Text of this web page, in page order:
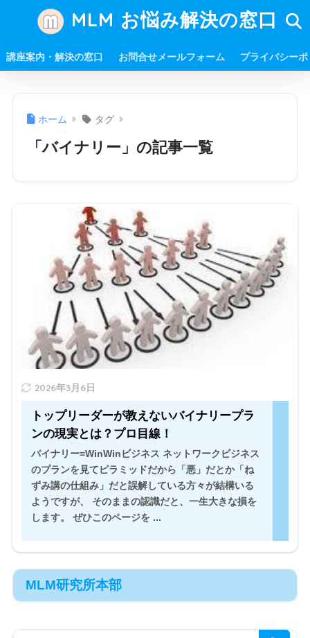
MLM お悩み解決の窓口
講座案内・解決の窓口 お問合せメールフォーム プライバシー
ホーム タグ
「バイナリー」の記事一覧
バイナリー=WinWinビジネス ネットワークビジネスのプ
ランを見てピラミッドだから「悪」だとか「ねずみ講の
仕組み」だと誤解している方々が結構いるようですが、
そのままの認識だと、一生大きな損をします。 ぜひこの
ページを ...
" width="520" height="300" />
2026年3月6日
トップリーダーが教えないバイナリープラ
ンの現実とは？プロ目線！
バイナリー=WinWinビジネス ネットワークビジネス
のプランを見てピラミッドだから「悪」だとか「ね
ずみ講の仕組み」だと誤解している方々が結構いる
ようですが、 そのままの認識だと、一生大きな損を
します。 ぜひこのページを ...
MLM研究所本部